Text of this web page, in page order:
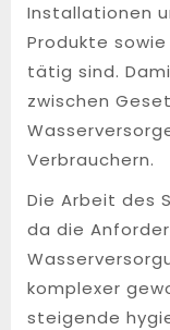
Installationen
Produkte
tätig sind.
zwischen
Verbrauchern.
Die Arbeit des
da die
komplexer
steigende